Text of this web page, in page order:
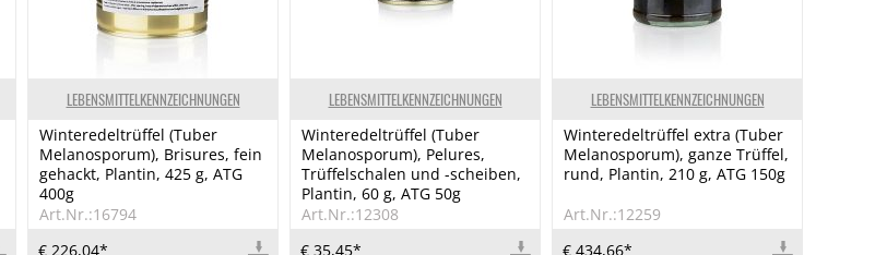
LEBENSMITTELKENNZEICHNUNGEN
Winteredeltrüffel (Tuber
Melanosporum), Brisures, fein
gehackt, Plantin, 425 g, ATG
400g
Art.Nr.:16794
€ 226,04*
LEBENSMITTELKENNZEICHNUNGEN
Winteredeltrüffel (Tuber
Melanosporum), Pelures,
Trüffelschalen und -scheiben,
Plantin, 60 g, ATG 50g
Art.Nr.:12308
€ 35,45*
LEBENSMITTELKENNZEICHNUNGEN
Winteredeltrüffel extra (Tuber
Melanosporum), ganze Trüffel,
rund, Plantin, 210 g, ATG 150g
Art.Nr.:12259
€ 434,66*